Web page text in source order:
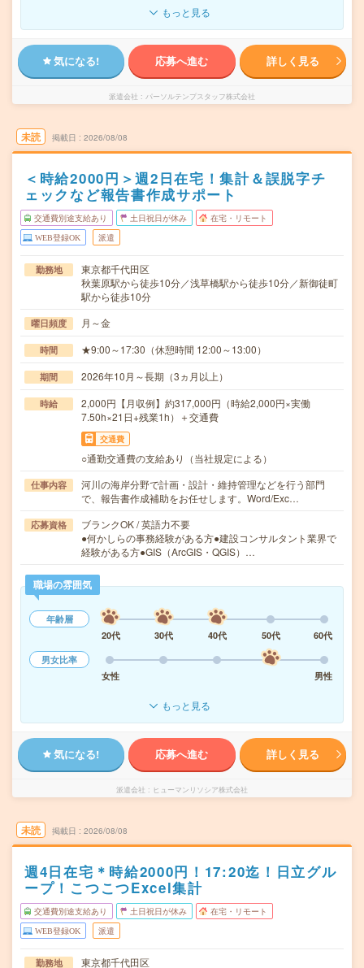
もっと見る
気になる! 応募へ進む 詳しく見る
派遣会社 パーソルテンプスタッフ株式会社
未読 掲載日 2026/08/08
＜時給2000円＞週2日在宅！集計＆誤脱字チ
ェックなど報告書作成サポート
交通費別途支給あり 土日祝日が休み 在宅・リモート
WEB登録OK 派遣
勤務地
東京都千代田区
秋葉原駅から徒歩10分／浅草橋駅から徒歩10分／新御徒町
駅から徒歩10分
曜日頻度 月～金
時間 ★9:00～17:30（休憩時間 12:00～13:00）
期間 2026年10月～長期（3ヵ月以上）
時給
2,000円【月収例】約317,000円（時給2,000円×実働
7.50h×21日+残業1h）＋交通費
交通費
○通勤交通費の支給あり（当社規定による）
仕事内容
河川の海岸分野で計画・設計・維持管理などを行う部門
で、報告書作成補助をお任せします。Word/Exc…
応募資格
ブランクOK / 英語力不要
●何かしらの事務経験がある方●建設コンサルタント業界で
経験がある方●GIS（ArcGIS・QGIS）…
職場の雰囲気
年齢層
20代
30代 40代 50代
60代
男女比率
女性
男性
もっと見る
気になる! 応募へ進む 詳しく見る
派遣会社 ヒューマンリソシア株式会社
未読 掲載日 2026/08/08
週4日在宅＊時給2000円！17:20迄！日立グル
ープ！こつこつExcel集計
交通費別途支給あり 土日祝日が休み 在宅・リモート
WEB登録OK 派遣
勤務地 東京都千代田区